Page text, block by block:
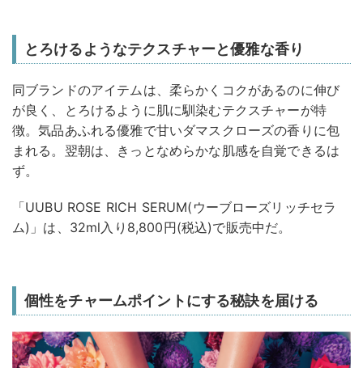
とろけるようなテクスチャーと優雅な香り
同ブランドのアイテムは、柔らかくコクがあるのに伸び
が良く、とろけるように肌に馴染むテクスチャーが特
徴。気品あふれる優雅で甘いダマスクローズの香りに包
まれる。翌朝は、きっとなめらかな肌感を自覚できるは
ず。
「UUBU ROSE RICH SERUM(ウーブローズリッチセラ
ム)」は、32ml入り8,800円(税込)で販売中だ。
個性をチャームポイントにする秘訣を届ける